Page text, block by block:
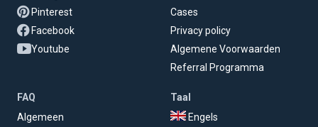
Pinterest
Facebook
Youtube
Cases
Privacy policy
Algemene Voorwaarden
Referral Programma
FAQ
Algemeen
Taal
Engels